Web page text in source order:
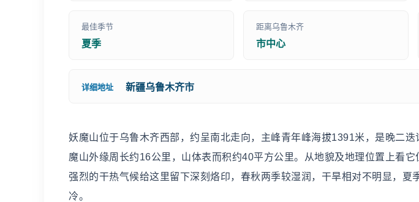
最佳季节
夏季
距离乌鲁木齐
市中心
详细地址 新疆乌鲁木齐市
妖魔山位于乌鲁木齐西部，约呈南北走向，主峰青年峰海拔1391米，是晚二
魔山外缘周长约16公里，山体表而积约40平方公里。从地貌及地理位置上看它
强烈的干热气候给这里留下深刻烙印，春秋两季较湿润，干旱相对不明显，夏
冷。